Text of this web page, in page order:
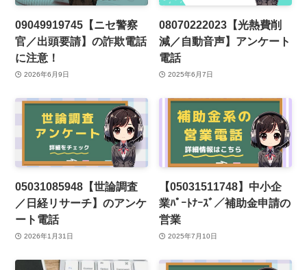
09049919745【ニセ警察
官／出頭要請】の詐欺電話
に注意！
2026年6月9日
08070222023【光熱費削
減／自動音声】アンケート
電話
2025年6月7日
05031085948【世論調査
／日経リサーチ】のアンケ
ート電話
2026年1月31日
【05031511748】中小企
業ﾊﾟｰﾄﾅｰｽﾞ／補助金申請の
営業
2025年7月10日